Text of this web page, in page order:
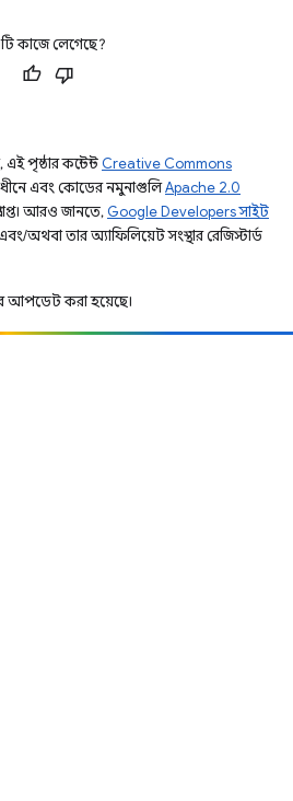
কাজে লেগেছে?
পৃষ্ঠার কন্টেন্ট Creative Commons
এবং কোডের নমুনাগুলিApache 2.0
আরও জানতে, Google Developers সাইট
অথবা তার অ্যাফিলিয়েট সংস্থার রেজিস্টার্ড
আপডেট করা হয়েছে।